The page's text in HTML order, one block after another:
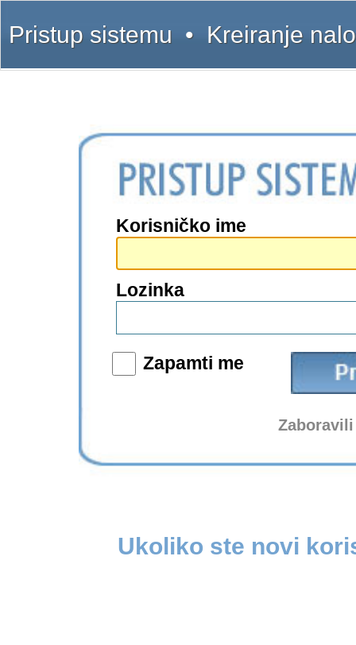
Pristup sistemu • Kreiranje
Korisničko ime
Lozinka
Zapamti me
Ukoliko ste novi